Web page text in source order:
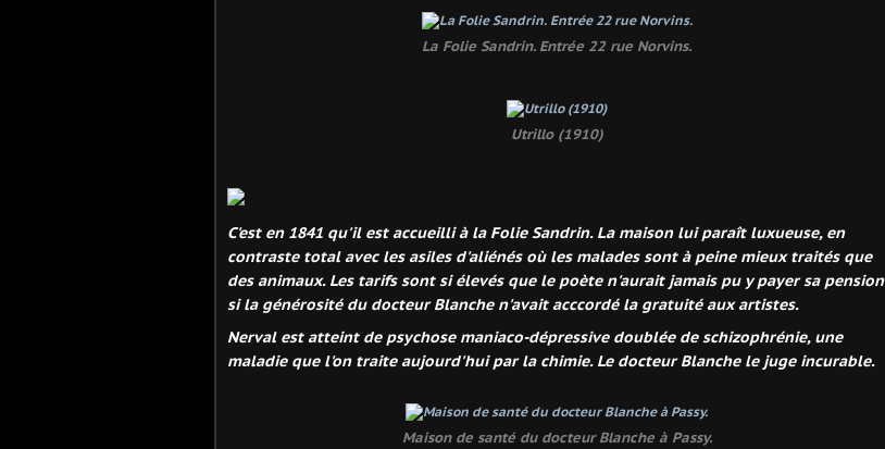
La Folie Sandrin. Entrée 22 rue Norvins.
Utrillo (1910)
C'est en 1841 qu'il est accueilli à la Folie Sandrin. La maison lui paraît luxueuse, en
contraste total avec les asiles d'aliénés où les malades sont à peine mieux traités que
des animaux. Les tarifs sont si élevés que le poète n'aurait jamais pu y payer sa pension
si la générosité du docteur Blanche n'avait acccordé la gratuité aux artistes.
Nerval est atteint de psychose maniaco-dépressive doublée de schizophrénie, une
maladie que l'on traite aujourd'hui par la chimie. Le docteur Blanche le juge incurable.
Maison de santé du docteur Blanche à Passy.